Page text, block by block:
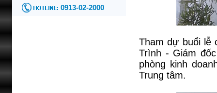
Tham dự buổi lễ
Trình - Giám
phòng kinh
Trung tâm.